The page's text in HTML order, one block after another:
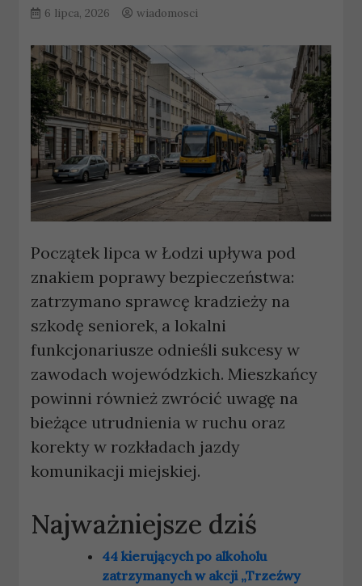
6 lipca, 2026 wiadomosci
Początek lipca w Łodzi upływa pod
znakiem poprawy bezpieczeństwa:
zatrzymano sprawcę kradzieży na
szkodę seniorek, a lokalni
funkcjonariusze odnieśli sukcesy w
zawodach wojewódzkich. Mieszkańcy
powinni również zwrócić uwagę na
bieżące utrudnienia w ruchu oraz
korekty w rozkładach jazdy
komunikacji miejskiej.
Najważniejsze dziś
44 kierujących po alkoholu
zatrzymanych w akcji „Trzeźwy